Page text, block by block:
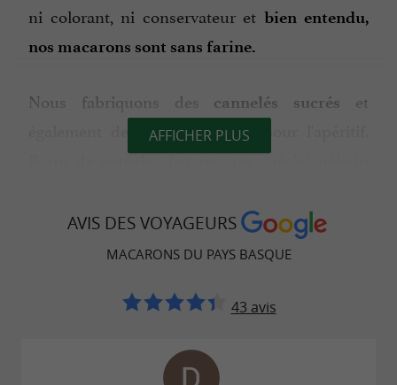
ni colorant, ni conservateur et bien entendu,
nos macarons sont sans farine.
Nous fabriquons des cannelés sucrés
et
cannelés salés
Barre de céréales fait maison spécial pèlerin
démarque complètement dans le monde du
Visite gratuite et dégustation à Saint-Jean-Pied-
de-Port et La Bastide-Clairence.
Sur rendez-vous pour les groupes de plus de 10
personnes - degustation gratuite.
AFFICHER PLUS
AVIS DES VOYAGEURS
MACARONS DU PAYS BASQUE
43 avis